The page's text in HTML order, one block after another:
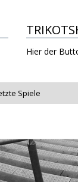
Hier der
Spiele